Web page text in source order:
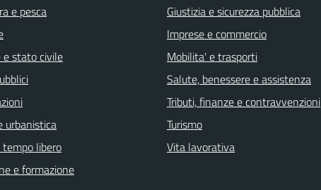
e pesca
e stato civile
urbanistica
libero
e formazione
Giustizia e sicurezza pubblica
Imprese e commercio
Mobilita' e trasporti
Salute, benessere e assistenza
Tributi, finanze e contravvenzioni
Turismo
Vita lavorativa